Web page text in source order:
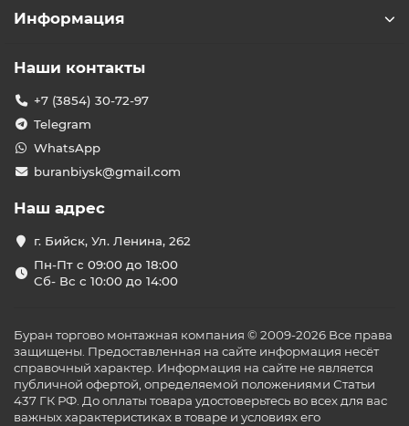
Информация
Наши контакты
+7 (3854) 30-72-97
Telegram
WhatsApp
buranbiysk@gmail.com
Наш адрес
г. Бийск, Ул. Ленина, 262
Пн-Пт с 09:00 до 18:00
Сб- Вс с 10:00 до 14:00
Буран торгово монтажная компания © 2009-2026 Все права
защищены. Предоставленная на сайте информация несёт
справочный характер. Информация на сайте не является
публичной офертой, определяемой положениями Статьи
437 ГК РФ. До оплаты товара удостоверьтесь во всех для вас
важных характеристиках в товаре и условиях его